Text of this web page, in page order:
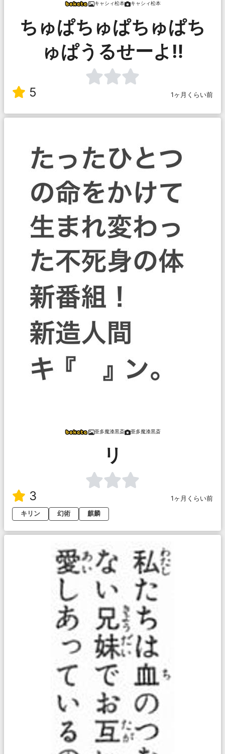
キャシィ松本 キャシィ松本
ちゅぱちゅぱちゅぱち
ゅぱうるせーよ‼️
5 1ヶ月くらい前
亜多魔漆黒斎 亜多魔漆黒斎
リ
3
1ヶ月くらい前
キリン
幻術 麒麟